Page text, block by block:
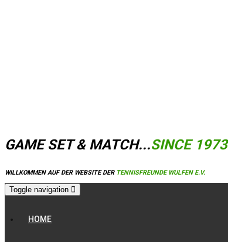
GAME SET & MATCH...SINCE 1973
WILLKOMMEN AUF DER WEBSITE DER TENNISFREUNDE WULFEN E.V.
Toggle navigation
HOME